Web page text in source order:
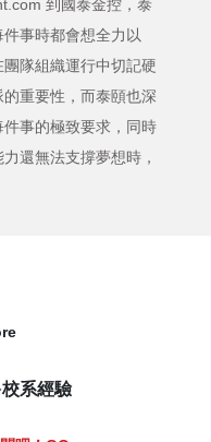
到國泰金控，泰
事時都會想全力以
隊組織運行中切記硬
重要性，而泰頤也深
事的極致要求，同時
還無法支撐夢想時，
系經驗